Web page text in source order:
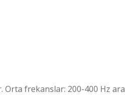
frekanslar: 200-400 Hz